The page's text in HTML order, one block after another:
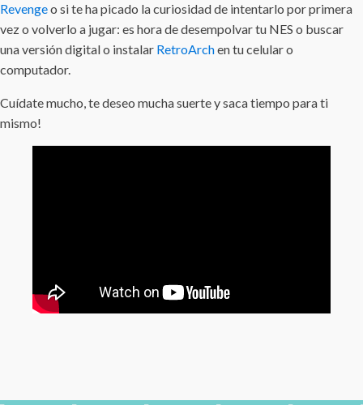
Revengeo si te ha picado la curiosidad de intentarlo por primera
vez o volverlo a jugar: es hora de desempolvar tu NES o buscar
una versión digital o instalar RetroArchen tu celular o
computador.
Cuídate mucho, te deseo mucha suerte y saca tiempo para ti
mismo!